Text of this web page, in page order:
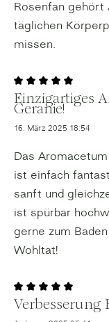
Rosenfan gehört
täglichen
missen.
16. März 2025 18:54
Bewertung mit 5
Einzigartiges
Geranie!
Das
ist einfach
sanft und
ist spürbar
gerne zum
Wohltat!
Bewertung mit 5
Verbesserung